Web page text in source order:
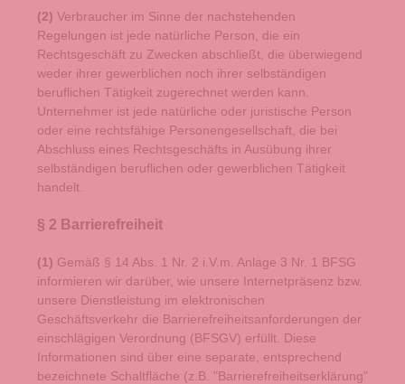
(2) Verbraucher im Sinne der nachstehenden
Regelungen ist jede natürliche Person, die ein
Rechtsgeschäft zu Zwecken abschließt, die überwiegend
weder ihrer gewerblichen noch ihrer selbständigen
beruflichen Tätigkeit zugerechnet werden kann.
Unternehmer ist jede natürliche oder juristische Person
oder eine rechtsfähige Personengesellschaft, die bei
Abschluss eines Rechtsgeschäfts in Ausübung ihrer
selbständigen beruflichen oder gewerblichen Tätigkeit
handelt.
§ 2 Barrierefreiheit
(1) Gemäß § 14 Abs. 1 Nr. 2 i.V.m. Anlage 3 Nr. 1 BFSG
informieren wir darüber, wie unsere Internetpräsenz bzw.
unsere Dienstleistung im elektronischen
Geschäftsverkehr die Barrierefreiheitsanforderungen der
einschlägigen Verordnung (BFSGV) erfüllt. Diese
Informationen sind über eine separate, entsprechend
bezeichnete Schaltfläche (z.B. "Barrierefreiheitserklärung"